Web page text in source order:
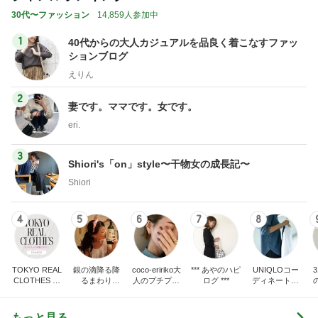
30代〜ファッション 14,859人参加中
1
40代からの大人カジュアルを品良く着こなすファッ
ションブログ
えりん
2
妻です。ママです。女です。
eri.
3
Shiori's「on」style〜干物女の成長記〜
Shiori
4
CLOTHES 大
人世代のリア
5
るまわり
に・・・
6
人のプチプラ
mixコーデ
7
ログ ***
8
ディネート日
記
もっと見る